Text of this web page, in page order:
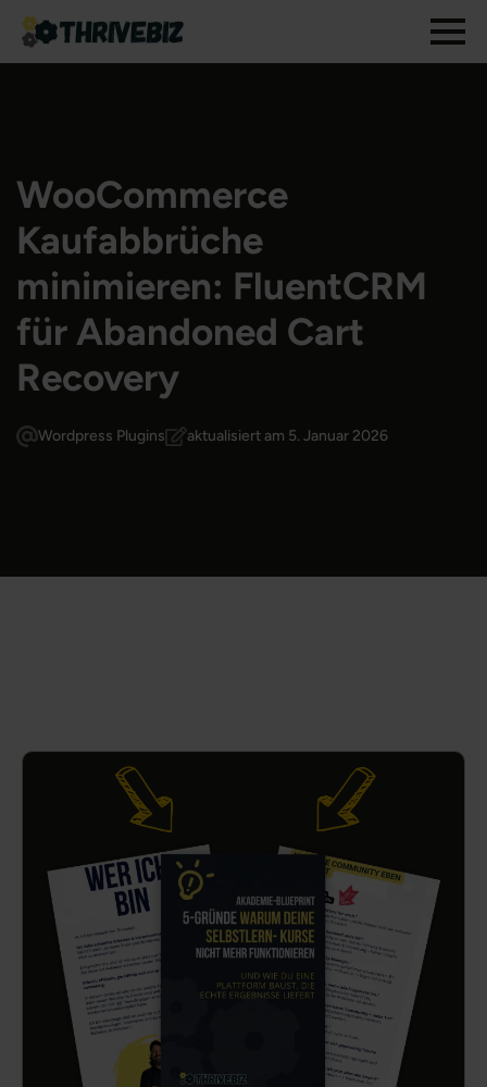
WooCommerce
Kaufabbrüche
minimieren: FluentCRM
für Abandoned Cart
Recovery
Wordpress Plugins aktualisiert am 5. Januar 2026